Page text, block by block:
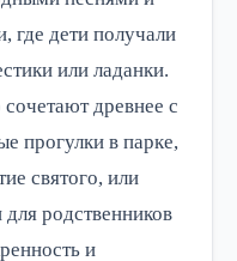
где дети получали
или ладанки.
древнее с
прогулки в парке,
святого, или
родственников
и